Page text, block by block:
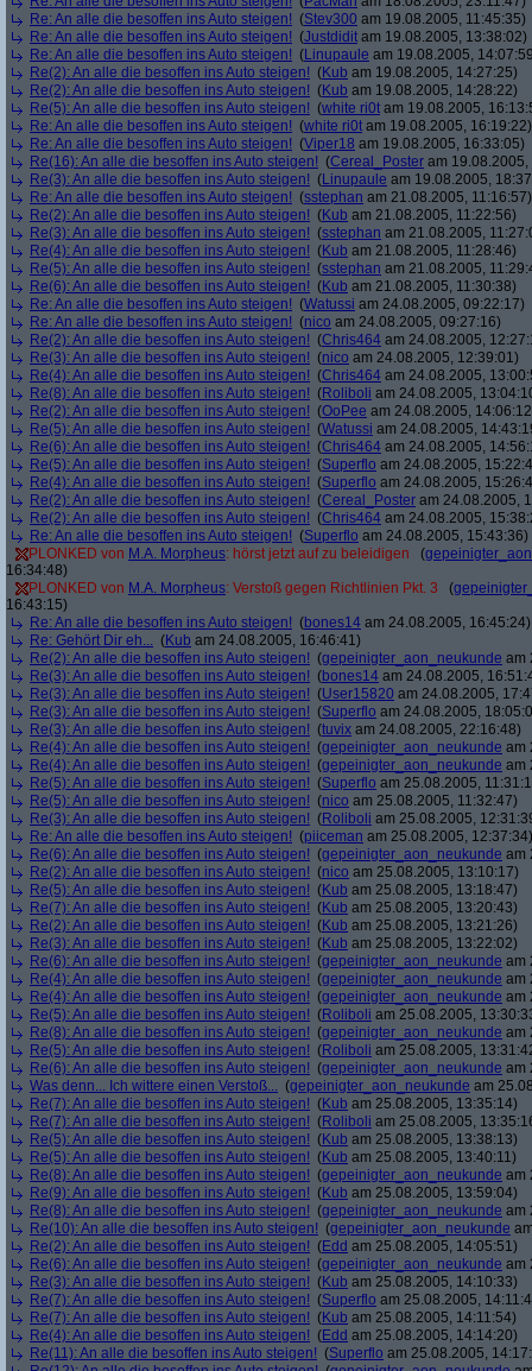
Re: An alle die besoffen ins Auto steigen! (Stev300 am 19.08.2005, 11:45:35)
Re: An alle die besoffen ins Auto steigen! (Justdidit am 19.08.2005, 13:38:02)
Re: An alle die besoffen ins Auto steigen! (Linupaule am 19.08.2005,
Re(2): An alle die besoffen ins Auto steigen! (Kub am 19.08.2005, 14:27:25)
Re(2): An alle die besoffen ins Auto steigen! (Kub am 19.08.2005, 14:28:22)
Re(5): An alle die besoffen ins Auto steigen! (white ri0t am 19.08.2005,
Re: An alle die besoffen ins Auto steigen! (white ri0t am 19.08.2005, 16:19:22)
Re: An alle die besoffen ins Auto steigen! (Viper18 am 19.08.2005, 16:33:05)
Re(16): An alle die besoffen ins Auto steigen! (Cereal_Poster am
Re(3): An alle die besoffen ins Auto steigen! (Linupaule am 19.08.2005,
Re: An alle die besoffen ins Auto steigen! (sstephan am 21.08.2005, 11:16:57)
Re(2): An alle die besoffen ins Auto steigen! (Kub am 21.08.2005, 11:22:56)
Re(3): An alle die besoffen ins Auto steigen! (sstephan am 21.08.2005,
Re(4): An alle die besoffen ins Auto steigen! (Kub am 21.08.2005, 11:28:46)
Re(5): An alle die besoffen ins Auto steigen! (sstephan am 21.08.2005,
Re(6): An alle die besoffen ins Auto steigen! (Kub am 21.08.2005, 11:30:38)
Re: An alle die besoffen ins Auto steigen! (Watussi am 24.08.2005, 09:22:17)
Re: An alle die besoffen ins Auto steigen! (nico am 24.08.2005, 09:27:16)
Re(2): An alle die besoffen ins Auto steigen! (Chris464 am 24.08.2005,
Re(3): An alle die besoffen ins Auto steigen! (nico am 24.08.2005, 12:39:01)
Re(4): An alle die besoffen ins Auto steigen! (Chris464 am 24.08.2005,
Re(8): An alle die besoffen ins Auto steigen! (Roliboli am 24.08.2005,
Re(2): An alle die besoffen ins Auto steigen! (OoPee am 24.08.2005,
Re(5): An alle die besoffen ins Auto steigen! (Watussi am 24.08.2005,
Re(6): An alle die besoffen ins Auto steigen! (Chris464 am 24.08.2005,
Re(5): An alle die besoffen ins Auto steigen! (Superflo am 24.08.2005,
Re(4): An alle die besoffen ins Auto steigen! (Superflo am 24.08.2005,
Re(2): An alle die besoffen ins Auto steigen! (Cereal_Poster am 24.08.2005,
Re(2): An alle die besoffen ins Auto steigen! (Chris464 am 24.08.2005,
Re: An alle die besoffen ins Auto steigen! (Superflo am 24.08.2005, 15:43:36)
PLONKED von M.A. Morpheus: hörst jetzt auf zu beleidigen (
16:34:48)
PLONKED von M.A. Morpheus: Verstoß gegen Richtlinien Pkt. 3 (
16:43:15)
Re: An alle die besoffen ins Auto steigen! (bones14 am 24.08.2005, 16:45:24)
Re: Gehört Dir eh... (Kub am 24.08.2005, 16:46:41)
Re(2): An alle die besoffen ins Auto steigen! (gepeinigter_aon_neukunde am
Re(3): An alle die besoffen ins Auto steigen! (bones14 am 24.08.2005,
Re(3): An alle die besoffen ins Auto steigen! (User15820 am 24.08.2005,
Re(3): An alle die besoffen ins Auto steigen! (Superflo am 24.08.2005,
Re(3): An alle die besoffen ins Auto steigen! (tuvix am 24.08.2005, 22:16:48)
Re(4): An alle die besoffen ins Auto steigen! (gepeinigter_aon_neukunde am
Re(4): An alle die besoffen ins Auto steigen! (gepeinigter_aon_neukunde am
Re(5): An alle die besoffen ins Auto steigen! (Superflo am 25.08.2005,
Re(5): An alle die besoffen ins Auto steigen! (nico am 25.08.2005, 11:32:47)
Re(3): An alle die besoffen ins Auto steigen! (Roliboli am 25.08.2005,
Re: An alle die besoffen ins Auto steigen! (piiceman am 25.08.2005, 12:37:34)
Re(6): An alle die besoffen ins Auto steigen! (gepeinigter_aon_neukunde am
Re(2): An alle die besoffen ins Auto steigen! (nico am 25.08.2005, 13:10:17)
Re(5): An alle die besoffen ins Auto steigen! (Kub am 25.08.2005, 13:18:47)
Re(7): An alle die besoffen ins Auto steigen! (Kub am 25.08.2005, 13:20:43)
Re(2): An alle die besoffen ins Auto steigen! (Kub am 25.08.2005, 13:21:26)
Re(3): An alle die besoffen ins Auto steigen! (Kub am 25.08.2005, 13:22:02)
Re(6): An alle die besoffen ins Auto steigen! (gepeinigter_aon_neukunde am
Re(4): An alle die besoffen ins Auto steigen! (gepeinigter_aon_neukunde am
Re(4): An alle die besoffen ins Auto steigen! (gepeinigter_aon_neukunde am
Re(5): An alle die besoffen ins Auto steigen! (Roliboli am 25.08.2005,
Re(8): An alle die besoffen ins Auto steigen! (gepeinigter_aon_neukunde am
Re(5): An alle die besoffen ins Auto steigen! (Roliboli am 25.08.2005,
Re(6): An alle die besoffen ins Auto steigen! (gepeinigter_aon_neukunde am
Was denn... Ich wittere einen Verstoß... (gepeinigter_aon_neukunde am
Re(7): An alle die besoffen ins Auto steigen! (Kub am 25.08.2005, 13:35:14)
Re(7): An alle die besoffen ins Auto steigen! (Roliboli am 25.08.2005,
Re(5): An alle die besoffen ins Auto steigen! (Kub am 25.08.2005, 13:38:13)
Re(5): An alle die besoffen ins Auto steigen! (Kub am 25.08.2005, 13:40:11)
Re(8): An alle die besoffen ins Auto steigen! (gepeinigter_aon_neukunde am
Re(9): An alle die besoffen ins Auto steigen! (Kub am 25.08.2005, 13:59:04)
Re(8): An alle die besoffen ins Auto steigen! (gepeinigter_aon_neukunde am
Re(10): An alle die besoffen ins Auto steigen! (gepeinigter_aon_neukunde
Re(2): An alle die besoffen ins Auto steigen! (Edd am 25.08.2005, 14:05:51)
Re(6): An alle die besoffen ins Auto steigen! (gepeinigter_aon_neukunde am
Re(3): An alle die besoffen ins Auto steigen! (Kub am 25.08.2005, 14:10:33)
Re(7): An alle die besoffen ins Auto steigen! (Superflo am 25.08.2005,
Re(7): An alle die besoffen ins Auto steigen! (Kub am 25.08.2005, 14:11:54)
Re(4): An alle die besoffen ins Auto steigen! (Edd am 25.08.2005, 14:14:20)
Re(11): An alle die besoffen ins Auto steigen! (Superflo am 25.08.2005,